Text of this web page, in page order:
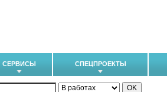
СЕРВИСЫ СПЕЦПРОЕКТЫ